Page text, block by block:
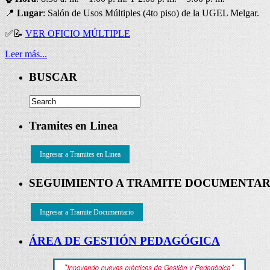
📍Lugar: Salón de Usos Múltiples (4to piso) de la UGEL Melgar.
✅📝VER OFICIO MÚLTIPLE
Leer más...
BUSCAR
Tramites en Linea
Ingresar a Tramites en Linea
SEGUIMIENTO A TRAMITE
Ingresar a Tramite Documentario
ÁREA DE GESTIÓN PEDAGÓGICA